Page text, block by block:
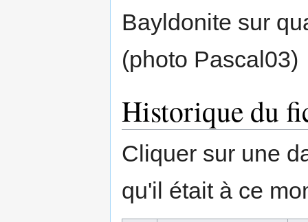
Bayldonite sur
(photo Pascal03)
Historique du
Cliquer sur une
qu'il était à ce